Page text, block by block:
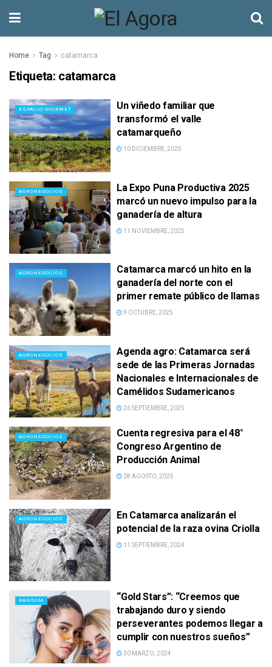
Home Tag catamarca
Etiqueta: catamarca
ESPACIO GOURMET
Un viñedo familiar que
transformó el valle
catamarqueño
10 DICIEMBRE, 2025
AGRONEGOCIOS
La Expo Puna Productiva 2025
marcó un nuevo impulso para la
ganadería de altura
11 NOVIEMBRE, 2025
AGRONEGOCIOS
Catamarca marcó un hito en la
ganadería del norte con el
primer remate público de llamas
9 OCTUBRE, 2025
AGRONEGOCIOS
Agenda agro: Catamarca será
sede de las Primeras Jornadas
Nacionales e Internacionales de
Camélidos Sudamericanos
26 SEPTIEMBRE, 2025
AGRONEGOCIOS
Cuenta regresiva para el 48°
Congreso Argentino de
Producción Animal
28 AGOSTO, 2025
AGRONEGOCIOS
En Catamarca analizarán el
potencial de la raza ovina Criolla
11 SEPTIEMBRE, 2024
RANDOM
“Gold Stars”: “Creemos que
trabajando duro y siendo
perseverantes podemos llegar a
cumplir con nuestros sueños”
30 MARZO, 2024